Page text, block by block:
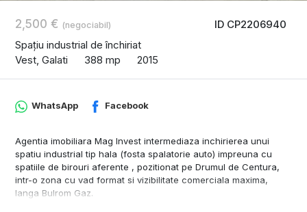
ID CP2206940
2,500 € (negociabil)
Spațiu industrial de închiriat
Vest, Galati
388 mp 2015
WhatsApp Facebook
Agentia imobiliara Mag Invest intermediaza inchirierea unui
spatiu industrial tip hala (fosta spalatorie auto) impreuna cu
spatiile de birouri aferente , pozitionat pe Drumul de Centura,
intr-o zona cu vad format si vizibilitate comerciala maxima,
langa Bulrom Gaz.